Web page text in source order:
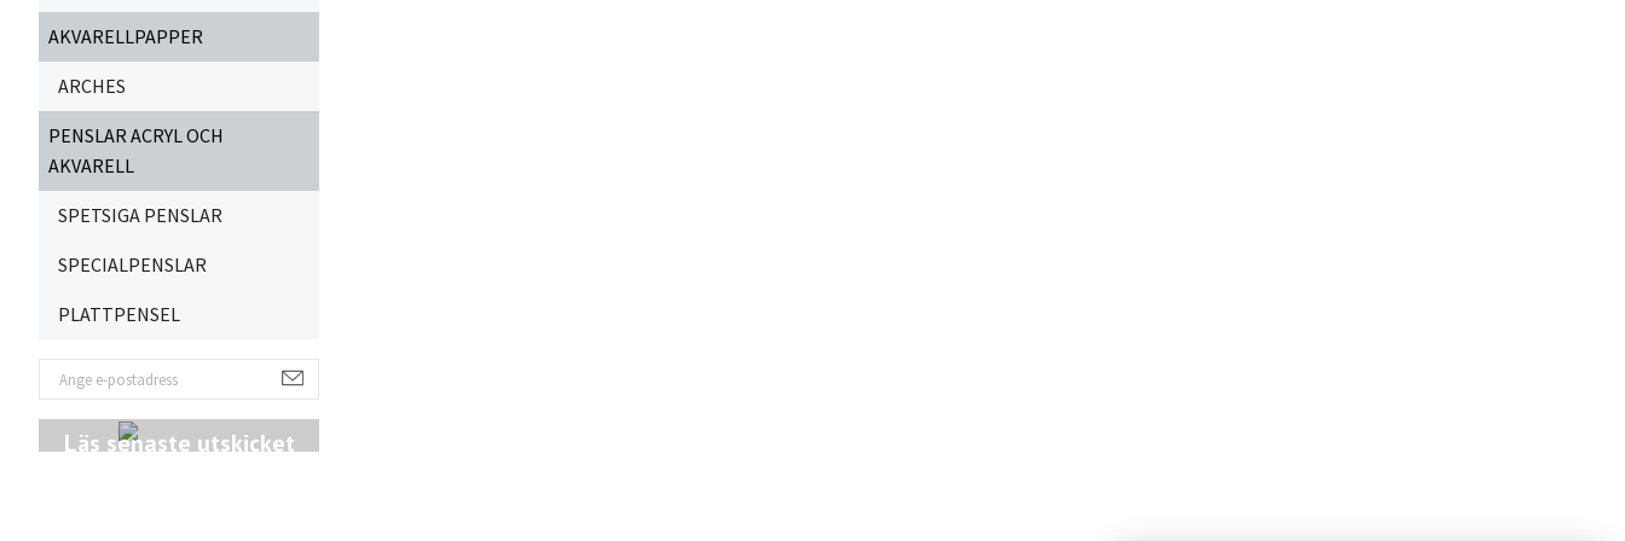
AKVARELLPAPPER
ARCHES
PENSLAR ACRYL OCH
AKVARELL
SPETSIGA PENSLAR
SPECIALPENSLAR
PLATTPENSEL
Läs senaste utskicket